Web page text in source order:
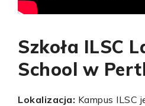
Szkoła ILSC
School w
Lokalizacja: Kampus ILSC